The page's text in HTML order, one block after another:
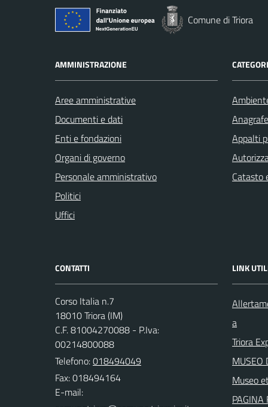
Comune di Triora
AMMINISTRAZIONE
Aree amministrative
Documenti e dati
Enti e fondazioni
Organi di governo
Personale amministrativo
Politici
Uffici
Appalti
Catasto
CONTATTI
Corso Italia n.7
18010 Triora (IM)
C.F. 81004270088 - P.Iva:
00214800088
Telefono:018494049
Fax: 018494164
E-mail:
LINK
a
Triora
MUSEO
Museo
PAGINA